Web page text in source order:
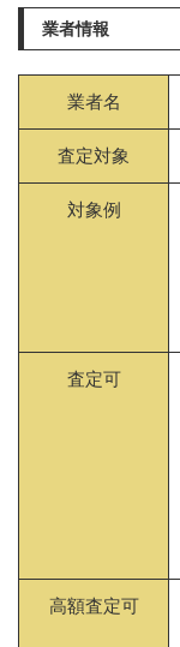
業者情報
業者名
査定対象
対象例
査定可
高額査定可